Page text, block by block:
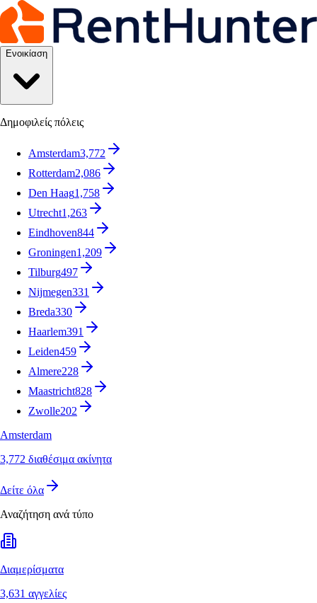
Ενοικίαση
Δημοφιλείς πόλεις
Amsterdam3,772
Rotterdam2,086
Den Haag1,758
Utrecht1,263
Eindhoven844
Groningen1,209
Tilburg497
Nijmegen331
Breda330
Haarlem391
Leiden459
Almere228
Maastricht828
Zwolle202
Amsterdam
3,772 διαθέσιμα ακίνητα
Δείτε όλα
Αναζήτηση ανά τύπο
Διαμερίσματα
3,631 αγγελίες